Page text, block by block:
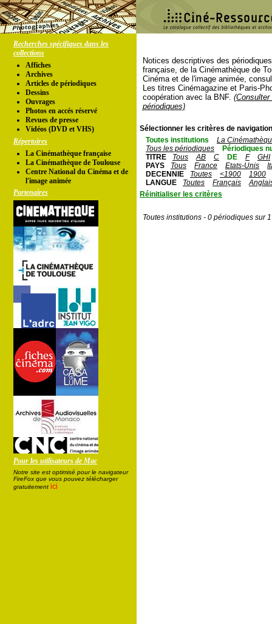
Recherches spécifiques dans les
collections
Affiches
Archives
Articles de périodiques
Dessins
Ouvrages
Photos en accés réservé
Revues de presse
Vidéos (DVD et VHS)
Répertoires
La Cinémathèque française
La Cinémathèque de Toulouse
Centre National du Cinéma et de
l'image animée
Partenaires
Pour les utilisateurs de Mac
Notre site est optimisé pour le navigateur
FireFox que vous pouvez télécharger
gratuitement ici
Notices descriptives des
française, de la Cinémathèque de
Cinéma et de l'image animée,
Les titres Cinémagazine et Paris-
coopération avec la BNF.
périodiques)
Sélectionner les critères de
Toutes institutions
La
Tous les périodiques
Périodiques
TITRE
Tous AB C DE F
GHI
PAYS
Tous France Etats-Unis
DECENNIE
Toutes <1900
1900
LANGUE
Toutes Français
Réinitialiser les critères
Toutes institutions - 0 périodiques sur